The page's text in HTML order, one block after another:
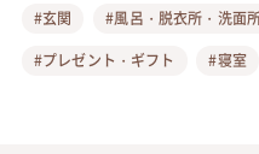
#玄関
#風呂・脱衣所・洗面
#プレゼント・ギフト
#寝室